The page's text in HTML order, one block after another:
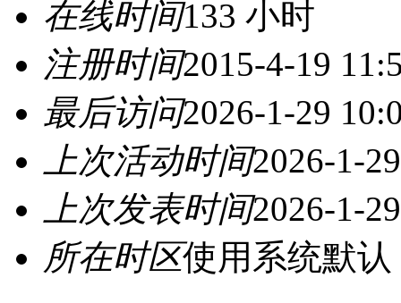
在线时间133 小时
注册时间2015-4-19
最后访问2026-1-29
上次活动时间2026-1-
上次发表时间2026-1-
所在时区使用系统默认